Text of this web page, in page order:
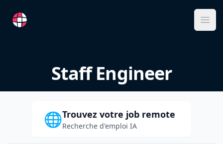
RemoteFR
Staff Engineer
🌐Trouvez votre job remote
Recherche d'emploi IA